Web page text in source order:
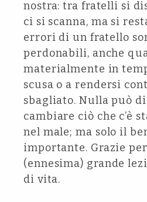
nostra: tra fratelli si
ci si scanna, ma si
errori di un fratello
perdonabili, anche
materialmente in
scusa o a rendersi
sbagliato. Nulla può
cambiare ciò che c’è
nel male; ma solo il
importante. Grazie
(ennesima) grande
di vita.